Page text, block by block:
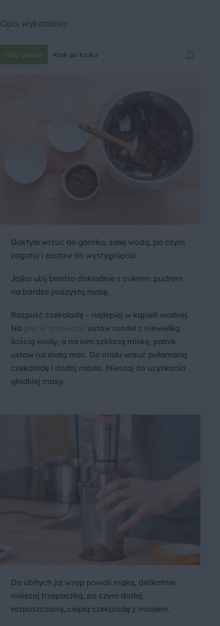
Opis wykonania
Cały przepis Krok po kroku
Daktyle wrzuć do garnka, zalej wodą, po czym
zagotuj i zostaw do wystygnięcia.
Jajka ubij bardzo dokładnie z cukrem pudrem
na bardzo puszystą masę.
Rozpuść czekoladę – najlepiej w kąpieli wodnej.
Na płycie grzewczej ustaw rondel z niewielką
ilością wody, a na nim szklaną miskę, palnik
ustaw na małą moc. Do miski wrzuć połamaną
czekoladę i dodaj masło. Mieszaj do uzyskania
gładkiej masy.
Do ubitych jaj wsyp powoli mąkę, delikatnie
mieszaj trzepaczką, po czym dodaj
rozpuszczoną, ciepłą czekoladę z masłem.